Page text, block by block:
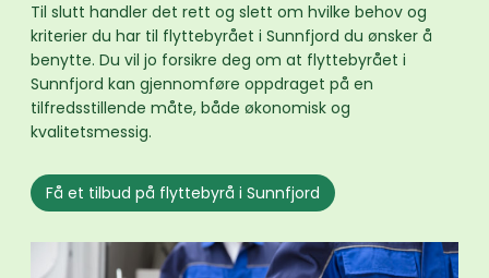
Til slutt handler det rett og slett om hvilke behov og
kriterier du har til flyttebyrået i Sunnfjord du ønsker å
benytte. Du vil jo forsikre deg om at flyttebyrået i
Sunnfjord kan gjennomføre oppdraget på en
tilfredsstillende måte, både økonomisk og
kvalitetsmessig.
Få et tilbud på flyttebyrå i Sunnfjord